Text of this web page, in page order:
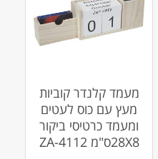
מעמד קלנדר קוביות
מעץ עם כוס לעטים
ומעמד כרטיסי ביקור
28X8ס"מ ZA-4112